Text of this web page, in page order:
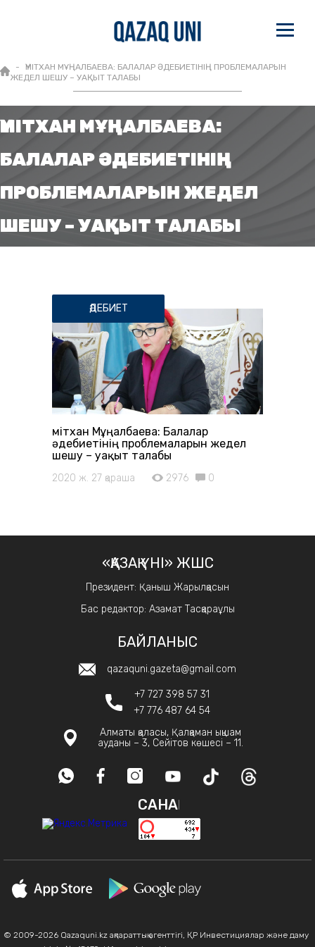
ҮМІТХАН МҰҢАЛБАЕВА: БАЛАЛАР ӘДЕБИЕТІНІҢ ПРОБЛЕМАЛАРЫН
ЖЕДЕЛ ШЕШУ – УАҚЫТ ТАЛАБЫ
ҮМІТХАН МҰҢАЛБАЕВА:
БАЛАЛАР ӘДЕБИЕТІНІҢ
ПРОБЛЕМАЛАРЫН ЖЕДЕЛ
ШЕШУ – УАҚЫТ ТАЛАБЫ
ӘДЕБИЕТ
Үмітхан Мұңалбаева: Балалар
әдебиетінің проблемаларын жедел
шешу – уақыт талабы
2020 ж. 27 қараша 2976 0
«ҚАЗАҚ ҮНІ» ЖШС
Президент: Қаныш Жарылқасын
Бас редактор: Азамат Тасқараұлы
БАЙЛАНЫС
qazaquni.gazeta@gmail.com
+7 727 398 57 31
+7 776 487 64 54
Алматы қаласы, Қалқаман ықшам
ауданы – 3, Сейітов көшесі – 11.
САНАҚ
© 2009-2026 Qazaquni.kz ақпараттық агенттігі, ҚР Инвестициялар және даму